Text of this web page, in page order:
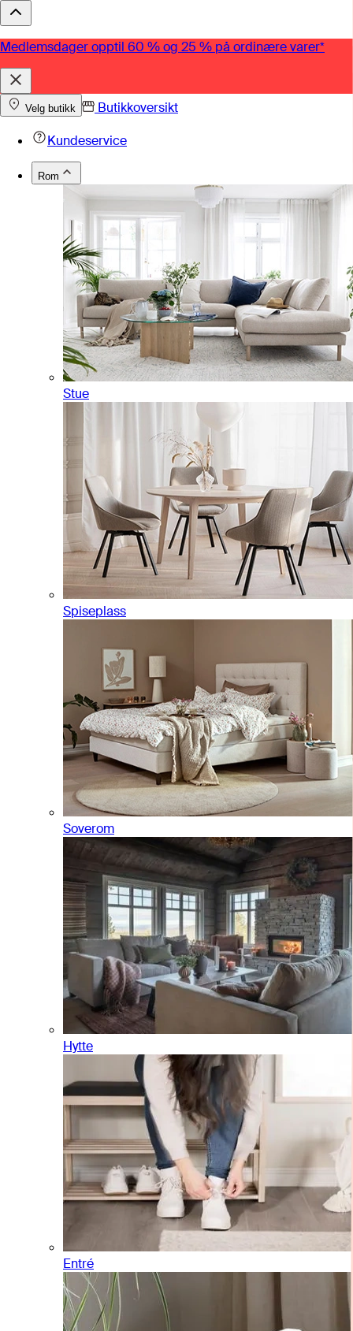
Medlemsdager opptil 60 % og 25 % på ordinære varer*
Velg butikk
Butikkoversikt
Kundeservice
Rom
Stue
Spiseplass
Soverom
Hytte
Entré